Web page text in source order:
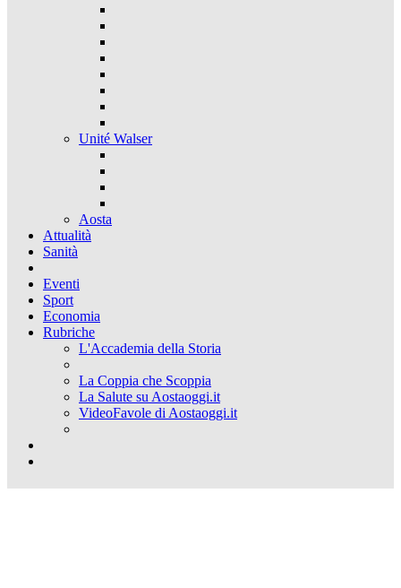
Unité Walser
Aosta
Attualità
Sanità
Eventi
Sport
Economia
Rubriche
L'Accademia della Storia
La Coppia che Scoppia
La Salute su Aostaoggi.it
VideoFavole di Aostaoggi.it